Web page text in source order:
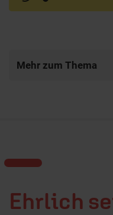
Mehr zum Thema
Ehrlich